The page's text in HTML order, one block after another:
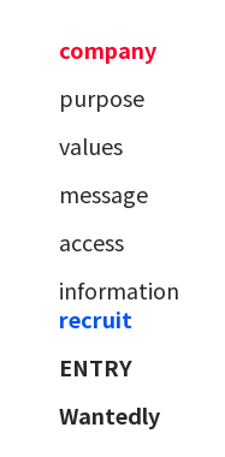
company
purpose
values
message
access
information
recruit
ENTRY
Wantedly